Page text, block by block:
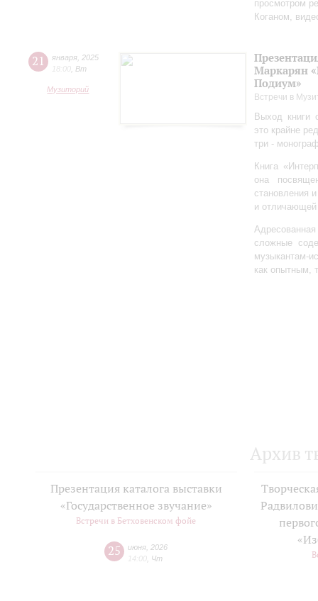
просмотром
Коганом,
21 января 2025
18:00 Вт
Музиторий
Маркарян
Подиум»
Встречи в
Выход книги
это крайне
три -
Книга
она
становления
и отличающей
сложные
музыкантам-
как опытным,
Архив
Презентация каталога выставки
«Государственное звучание»
Встречи в Бетховенском фойе
25 июня 2026
14:00 Чт